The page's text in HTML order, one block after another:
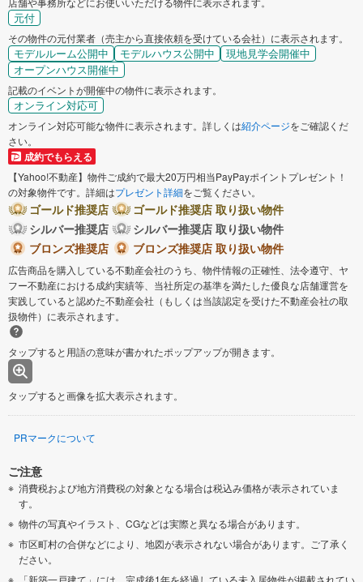
元付
その物件の元付業者（売主から直接依頼を受けている会社）に表示されます。
モデルルーム公開中 モデルハウス公開中
現地見学会開催中
オープンハウス開催中
記載のイベントが開催中の物件に表示されます。
オンライン対応可
オンライン対応可能な物件に表示されます。詳しくは紹介ページをご確認くだ
さい。
成約でもらえる
【Yahoo!不動産】物件ご成約で最大20万円相当PayPayポイントプレゼント！
の対象物件です。詳細はプレゼント詳細をご覧ください。
ゴールド推奨店
ゴールド推奨店 取り扱い物件
シルバー推奨店
シルバー推奨店 取り扱い物件
ブロンズ推奨店
ブロンズ推奨店 取り扱い物件
広告商品を購入している不動産会社のうち、物件情報の正確性、法令遵守、ヤ
フー不動産における成約実績等、当社所定の基準を満たした優良な店舗運営を
実践していると認めた不動産会社（もしくは当該認定を受けた不動産会社の取
扱物件）に表示されます。
タップすると用語の意味が書かれたポップアップが開きます。
タップすると画像を拡大表示されます。
PRマークについて
ご注意
消費税および地方消費税の対象となる場合は税込み価格が表示されていま
す。
物件の写真やイラスト、CGなどは実際と異なる場合があります。
市区町村の合併などにより、地図が表示されない場合があります。ご了承く
ださい。
「新築一戸建て」には、完成後1年を経過している未入居物件が掲載されてい